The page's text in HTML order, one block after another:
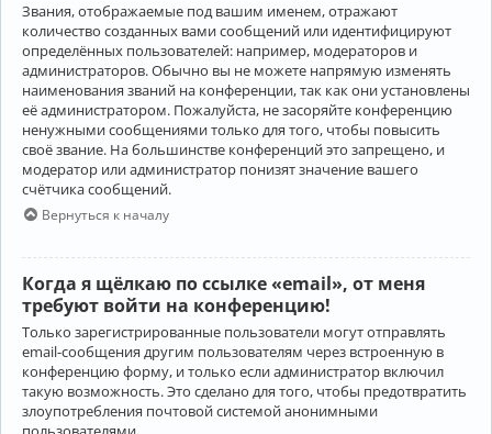
Звания, отображаемые под вашим именем, отражают
количество созданных вами сообщений или идентифицируют
определённых пользователей: например, модераторов и
администраторов. Обычно вы не можете напрямую изменять
наименования званий на конференции, так как они установлены
её администратором. Пожалуйста, не засоряйте конференцию
ненужными сообщениями только для того, чтобы повысить
своё звание. На большинстве конференций это запрещено, и
модератор или администратор понизят значение вашего
счётчика сообщений.
Вернуться к началу
Когда я щёлкаю по ссылке «email», от меня
требуют войти на конференцию!
Только зарегистрированные пользователи могут отправлять
email-сообщения другим пользователям через встроенную в
конференцию форму, и только если администратор включил
такую возможность. Это сделано для того, чтобы предотвратить
злоупотребления почтовой системой анонимными